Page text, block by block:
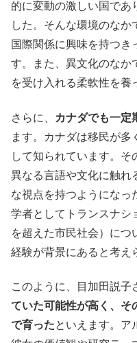
的に変動の激しい国であ
した。そんな環境のな
国際関係に興味を持つき
す。また、異文化のなか
を受け入れる柔軟性を養
さらに、 カナダでも一定
ます。カナダは移民が多
して知られています。そ
異なる言語や文化に触れ
な視点を持つようになっ
学者としてトランスナシ
を超えた市民社会）につ
経験が背景にあると考え
このように、目加田説子
ていた可能性が高く、そ
で育ったといえます。ア